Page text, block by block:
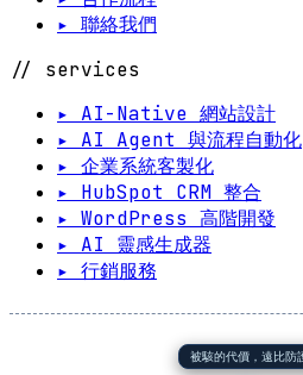
▸ 聯絡我們
// services
▸ AI-Native 網站設計
▸ AI Agent 與流程自動化
▸ 企業系統客製化
▸ HubSpot CRM 整合
▸ WordPress 高階開發
▸ AI 靈感生成器
▸ 行銷服務
被駭的代價，遠比防護貴